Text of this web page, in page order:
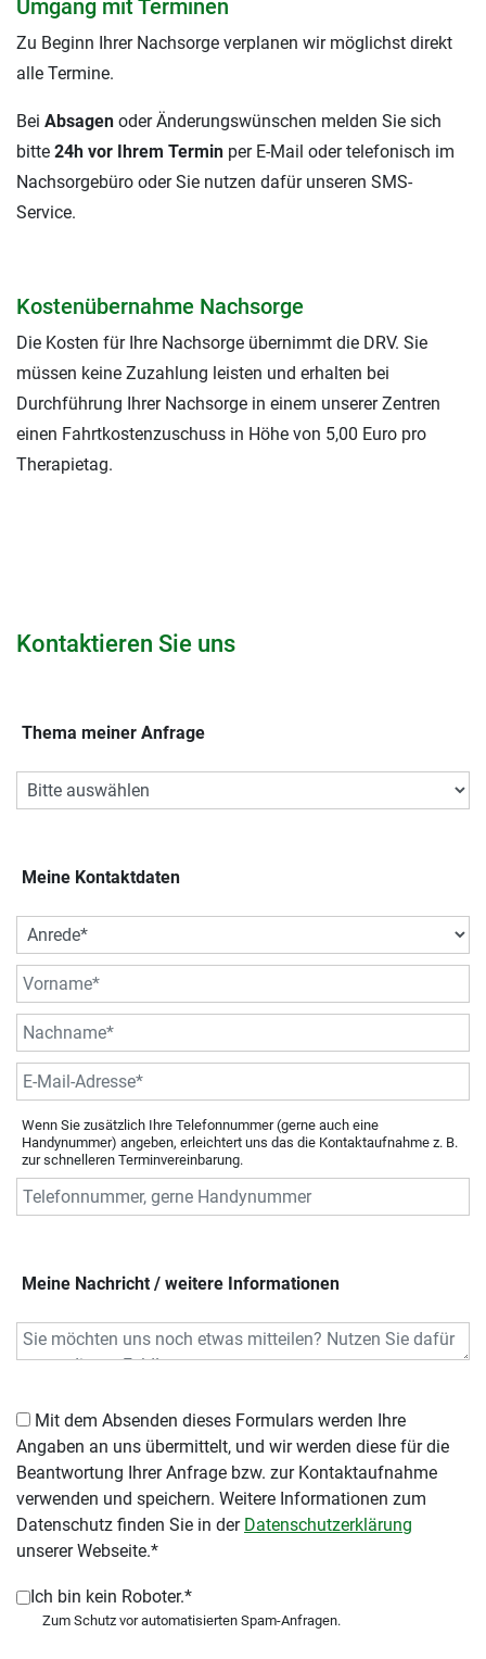
Umgang mit Terminen
Zu Beginn Ihrer Nachsorge verplanen wir möglichst direkt
alle Termine.
Bei Absagen oder Änderungswünschen melden Sie sich
bitte 24h vor Ihrem Termin per E-Mail oder telefonisch im
Nachsorgebüro oder Sie nutzen dafür unseren SMS-
Service.
Kostenübernahme Nachsorge
Die Kosten für Ihre Nachsorge übernimmt die DRV. Sie
müssen keine Zuzahlung leisten und erhalten bei
Durchführung Ihrer Nachsorge in einem unserer Zentren
einen Fahrtkostenzuschuss in Höhe von 5,00 Euro pro
Therapietag.
Kontaktieren Sie uns
Thema meiner Anfrage
Meine Kontaktdaten
Wenn Sie zusätzlich Ihre Telefonnummer (gerne auch eine
Handynummer) angeben, erleichtert uns das die Kontaktaufnahme z. B.
zur schnelleren Terminvereinbarung.
Meine Nachricht / weitere Informationen
Angaben an uns übermittelt, und wir werden diese für die
Beantwortung Ihrer Anfrage bzw. zur Kontaktaufnahme
verwenden und speichern. Weitere Informationen zum
Datenschutz finden Sie in der Datenschutzerklärung
unserer Webseite.*
Ich bin kein Roboter.*